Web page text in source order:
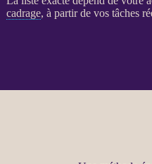
cadrage, à partir de vos tâches